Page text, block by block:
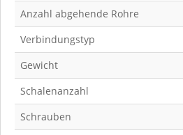
Anzahl abgehende Rohre
Verbindungstyp
Gewicht
Schalenanzahl
Schrauben